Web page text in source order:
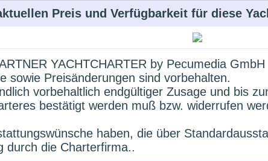
Preis und Verfügbarkeit für diese
YACHTCHARTER by Pecumedia GmbH
sowie Preisänderungen sind vorbehalten.
vorbehaltlich endgültiger Zusage und bis
bestätigt werden muß bzw. widerrufen
haben, die über
durch die Charterfirma..